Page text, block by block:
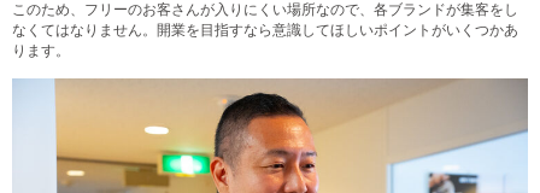
このため、フリーのお客さんが入りにくい場所なので、各ブランドが集客をし
なくてはなりません。開業を目指すなら意識してほしいポイントがいくつかあ
ります。